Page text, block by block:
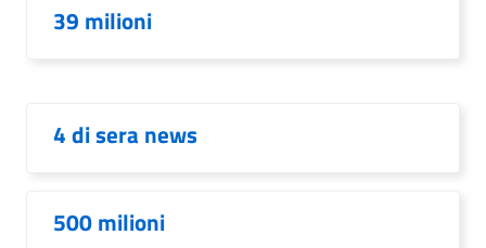
39 milioni
4 di sera news
500 milioni